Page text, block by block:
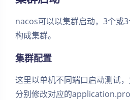
nacos可以以集群启动，3个或
构成集群。
集群配置
这里以单机不同端口启动测试
分别修改对应的